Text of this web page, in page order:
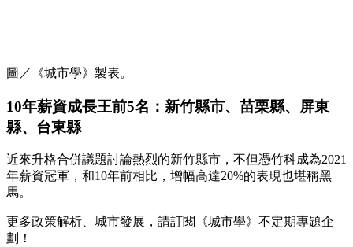
圖／《城市學》製表。
10年薪資成長王前5名：新竹縣市、苗栗縣、屏東
縣、台東縣
近來升格合併議題討論熱烈的新竹縣市，不但憑竹科成為2021
年薪資冠軍，和10年前相比，增幅高達20%的表現也堪稱黑
馬。
更多政策解析、城市發展，請訂閱《城市學》不定期專題企
劃！